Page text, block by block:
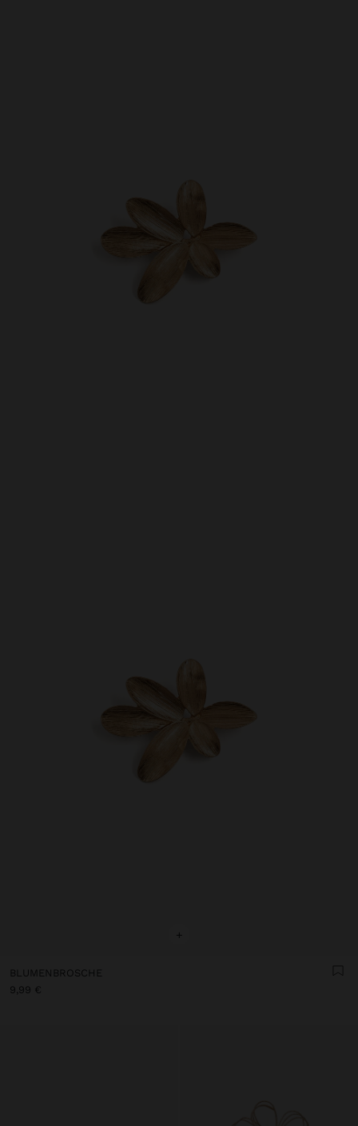
+
BLUMENBROSCHE
9,99 €